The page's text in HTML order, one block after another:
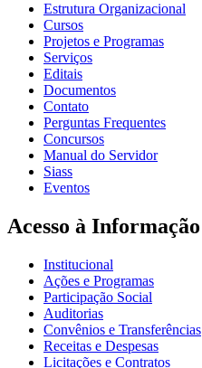
Estrutura Organizacional
Cursos
Projetos e Programas
Serviços
Editais
Documentos
Contato
Perguntas Frequentes
Concursos
Manual do Servidor
Siass
Eventos
Acesso à Informação
Institucional
Ações e Programas
Participação Social
Auditorias
Convênios e Transferências
Receitas e Despesas
Licitações e Contratos